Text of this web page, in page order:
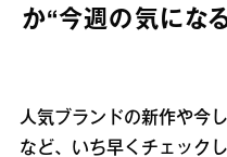
か“今週の気にな
人気ブランドの新作や今
など、いち早くチェック